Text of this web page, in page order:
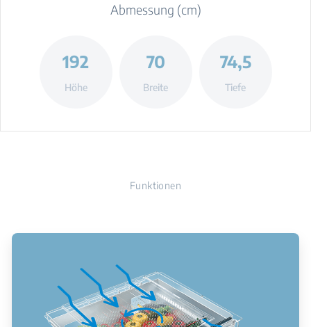
Abmessung (cm)
192
Höhe
70
Breite
74,5
Tiefe
Funktionen